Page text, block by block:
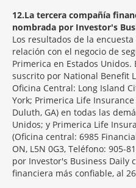
12 La tercera compañía
nombrada por Investor's
Los resultados de la
relación con el negocio de
Primerica en Estados
suscrito por National Benefit
Oficina Central: Long Island
York; Primerica Life
Duluth, GA) en todas las
Unidos; y Primerica Life
(Oficina central: 6985
ON, L5N 0G3, Teléfono: 905-
por Investor's Business Daily
financiera más confiable, al